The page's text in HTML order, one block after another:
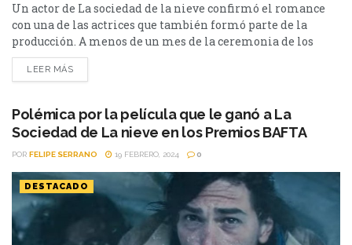
Un actor de La sociedad de la nieve confirmó el romance
con una de las actrices que también formó parte de la
producción. A menos de un mes de la ceremonia de los
Premios Oscars, anoche se llevaron a cabo los británicos
Premios BAFTA y La Sociedad de la Nieve tenía muchas
LEER MÁS
Polémica por la película que le ganó a La
Sociedad de La nieve en los Premios BAFTA
POR FELIPE SERRANO 19 FEBRERO, 2024 0
DESTACADO